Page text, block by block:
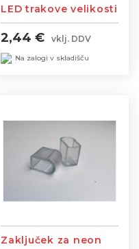
LED trakove velikosti
8×16
2,44 € vklj. DDV
Na zalogi v skladišču
Zaključek za neon